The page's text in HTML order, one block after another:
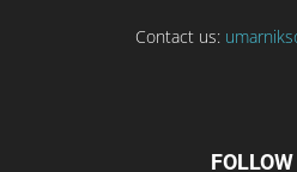
Contact us: